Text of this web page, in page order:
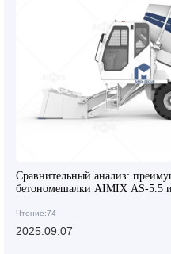
Сравнительный анализ:
бетономешалки AIMIX AS-5.5 и
Чтение:74
2025.09.07